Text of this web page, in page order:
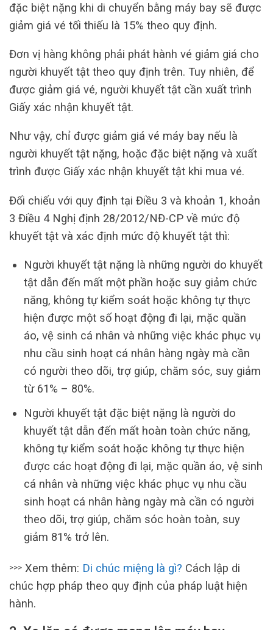
đặc biệt nặng khi di chuyển bằng máy bay sẽ được
giảm giá vé tối thiếu là 15% theo quy định.
Đơn vị hàng không phải phát hành vé giảm giá cho
người khuyết tật theo quy định trên. Tuy nhiên, để
được giảm giá vé, người khuyết tật cần xuất trình
Giấy xác nhận khuyết tật.
Như vậy, chỉ được giảm giá vé máy bay nếu là
người khuyết tật nặng, hoặc đặc biệt nặng và xuất
trình được Giấy xác nhận khuyết tật khi mua vé.
Đối chiếu với quy định tại Điều 3 và khoản 1, khoản
3 Điều 4 Nghị định 28/2012/NĐ-CP về mức độ
khuyết tật và xác định mức độ khuyết tật thì:
Người khuyết tật nặng là những người do khuyết
tật dẫn đến mất một phần hoặc suy giảm chức
năng, không tự kiểm soát hoặc không tự thực
hiện được một số hoạt động đi lại, mặc quần
áo, vệ sinh cá nhân và những việc khác phục vụ
nhu cầu sinh hoạt cá nhân hàng ngày mà cần
có người theo dõi, trợ giúp, chăm sóc, suy giảm
từ 61% – 80%.
Người khuyết tật đặc biệt nặng là người do
khuyết tật dẫn đến mất hoàn toàn chức năng,
không tự kiểm soát hoặc không tự thực hiện
được các hoạt động đi lại, mặc quần áo, vệ sinh
cá nhân và những việc khác phục vụ nhu cầu
sinh hoạt cá nhân hàng ngày mà cần có người
theo dõi, trợ giúp, chăm sóc hoàn toàn, suy
giảm 81% trở lên.
>>> Xem thêm: Di chúc miệng là gì? Cách lập di
chúc hợp pháp theo quy định của pháp luật hiện
hành.